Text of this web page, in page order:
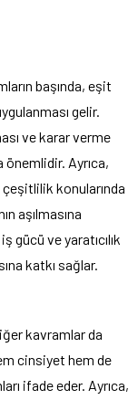
başında, eşit
gelir.
ve karar verme
Ayrıca,
konularında
aşılmasına
gücü ve yaratıcılık
katkı sağlar.
kavramlar da
cinsiyet hem de
ifade eder. Ayrıca,